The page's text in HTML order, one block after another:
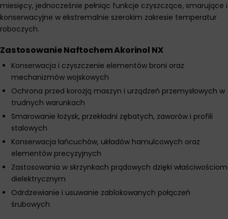
miesięcy, jednocześnie pełniąc funkcje czyszczące, smarujące i
konserwacyjne w ekstremalnie szerokim zakresie temperatur
roboczych.
Zastosowanie Naftochem Akorinol NX
Konserwacja i czyszczenie elementów broni oraz
mechanizmów wojskowych
Ochrona przed korozją maszyn i urządzeń przemysłowych w
trudnych warunkach
Smarowanie łożysk, przekładni zębatych, zaworów i profili
stalowych
Konserwacja łańcuchów, układów hamulcowych oraz
elementów precyzyjnych
Zastosowania w skrzynkach prądowych dzięki właściwościom
dielektrycznym
Odrdzewianie i usuwanie zablokowanych połączeń
śrubowych